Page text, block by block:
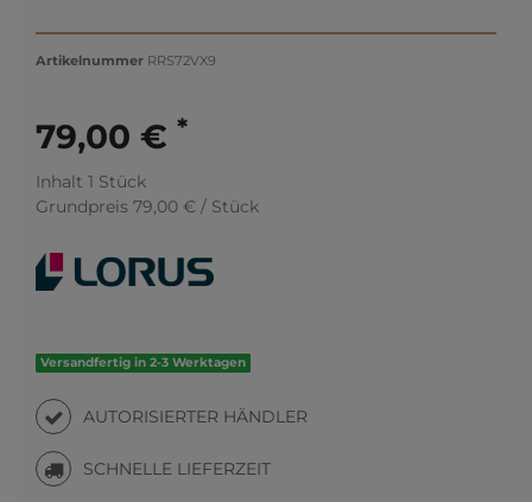
Artikelnummer RRS72VX9
79,00 € *
Inhalt 1 Stück
Grundpreis 79,00 € / Stück
Versandfertig in 2-3 Werktagen
AUTORISIERTER HÄNDLER
SCHNELLE LIEFERZEIT